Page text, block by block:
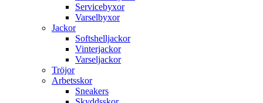
Servicebyxor
Varselbyxor
Jackor
Softshelljackor
Vinterjackor
Varseljackor
Tröjor
Arbetsskor
Sneakers